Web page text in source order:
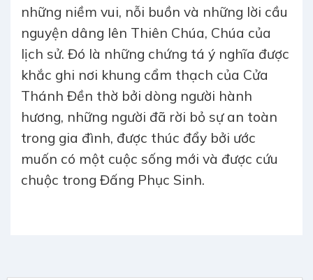
những niềm vui, nỗi buồn và những lời cầu
nguyện dâng lên Thiên Chúa, Chúa của
lịch sử. Đó là những chứng tá ý nghĩa được
khắc ghi nơi khung cẩm thạch của Cửa
Thánh Đền thờ bởi dòng người hành
hương, những người đã rời bỏ sự an toàn
trong gia đình, được thúc đẩy bởi ước
muốn có một cuộc sống mới và được cứu
chuộc trong Đấng Phục Sinh.